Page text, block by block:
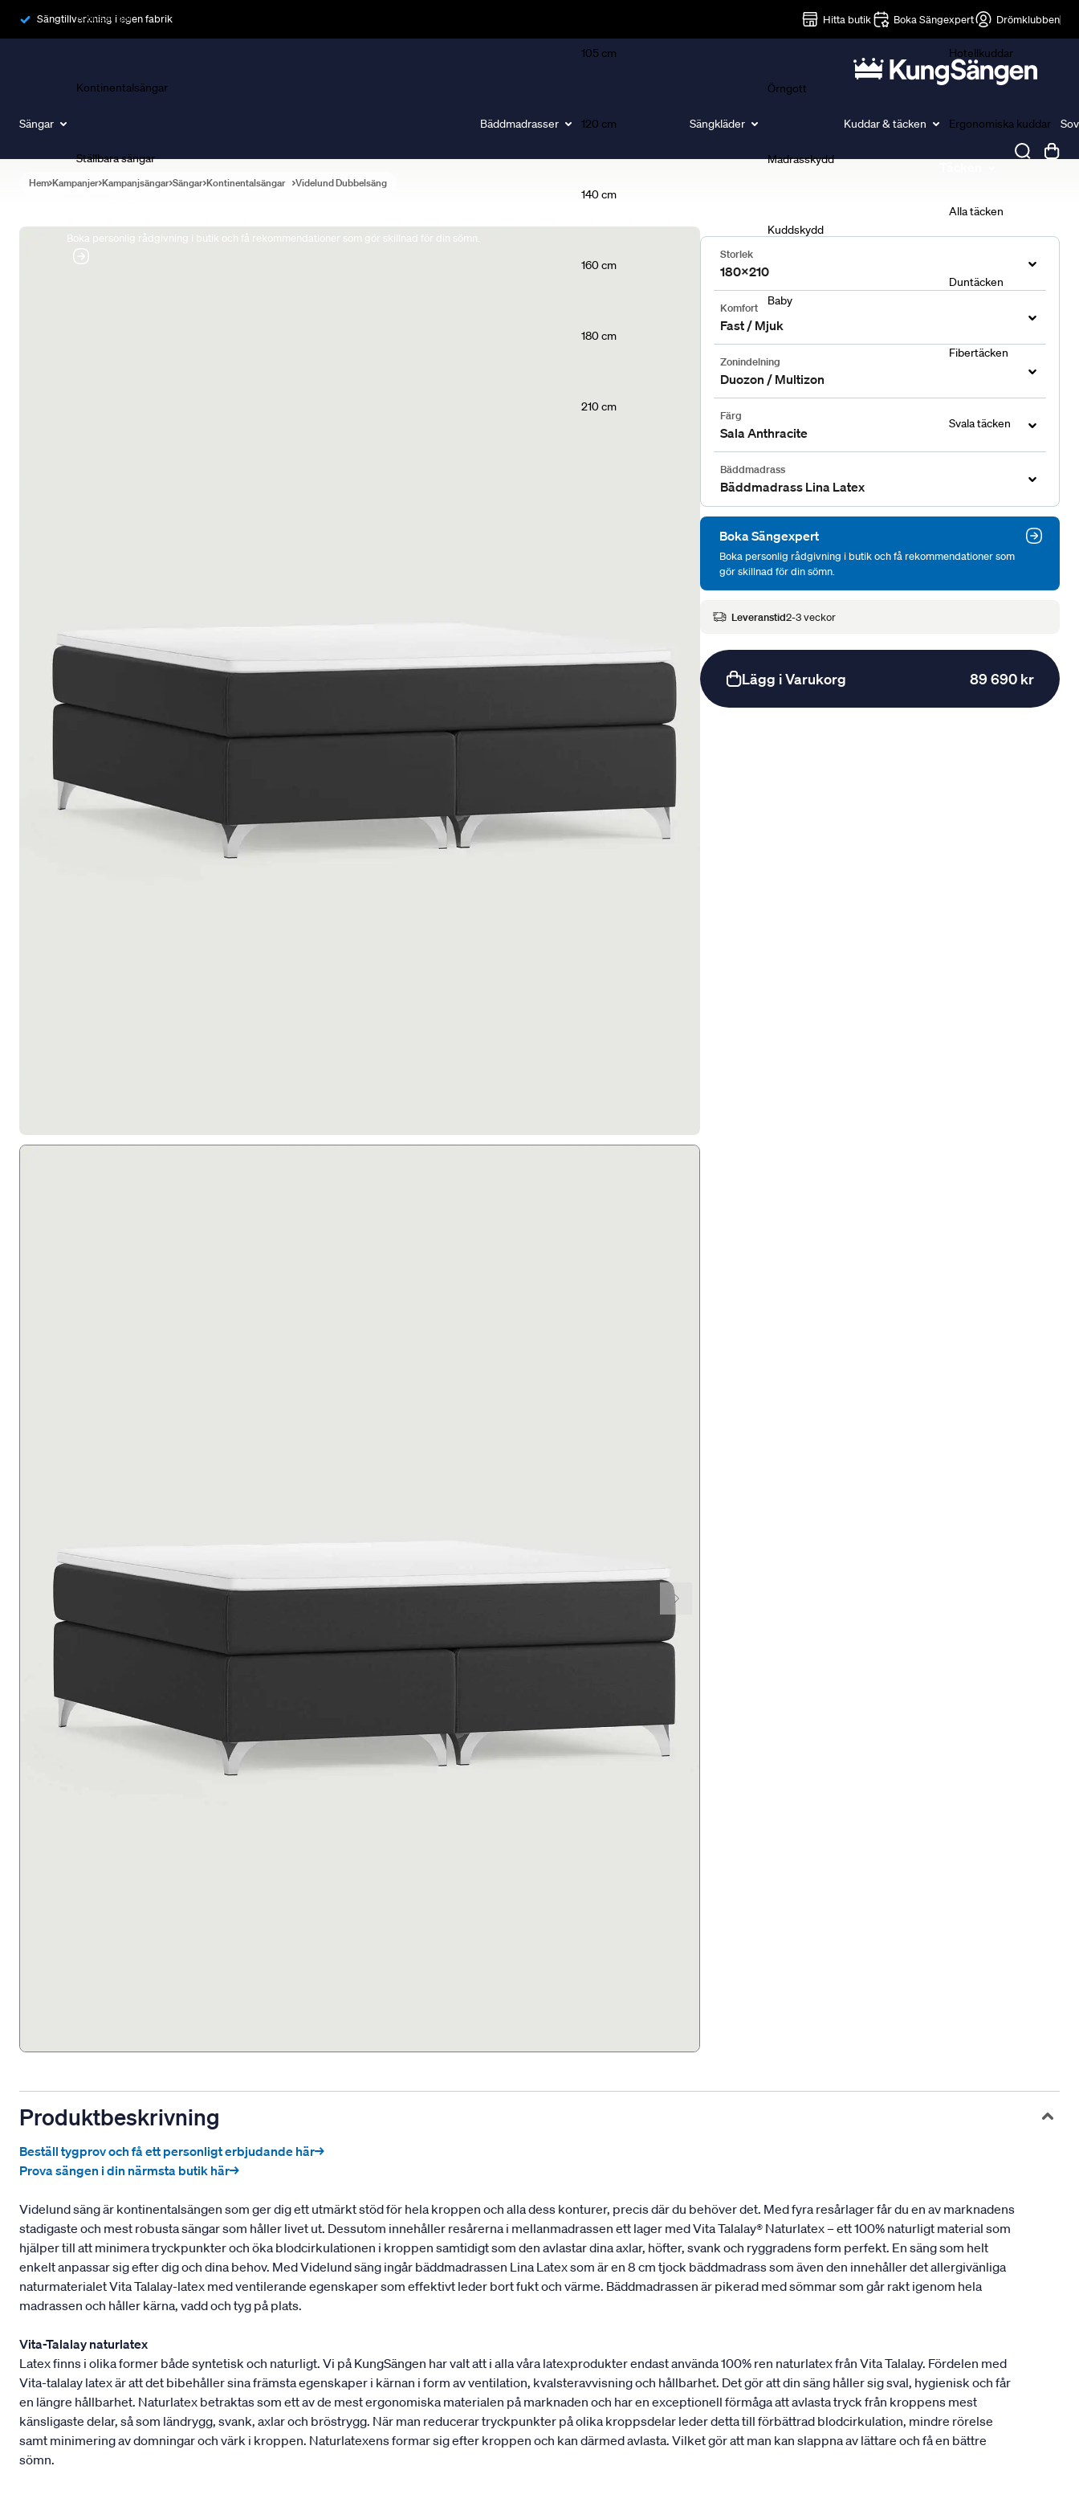
Sängtillverkning i egen fabrik Hitta butik Boka Sängexpert Drömklubben
Sängar
Ramsängar
Kontinentalsängar
Ställbara sängar
Boka personlig rådgivning i butik och få rekommendationer som gör skillnad för din sömn.
Bäddmadrasser
105 cm
120 cm
140 cm
160 cm
180 cm
210 cm
Sängkläder
Örngott
Madrasskydd
Kuddskydd
Baby
Kuddar & täcken
Hotellkuddar
Ergonomiska kuddar
Alla täcken
Duntäcken
Fibertäcken
Svala täcken
Hem Kampanjer Kampanjsängar Sängar Kontinentalsängar Videlund Dubbelsäng
Storlek
180x210
Komfort
Fast / Mjuk
Zonindelning
Duozon / Multizon
Färg
Sala Anthracite
Bäddmadrass
Bäddmadrass Lina Latex
Boka Sängexpert
Boka personlig rådgivning i butik och få rekommendationer som
gör skillnad för din sömn.
Leveranstid2-3 veckor
Lägg i Varukorg 89 690 kr
Produktbeskrivning
Beställ tygprov och få ett personligt erbjudande här→
Prova sängen i din närmsta butik här→
Videlund säng är kontinentalsängen som ger dig ett utmärkt stöd för hela kroppen och alla dess konturer, precis där du behöver det. Med fyra resårlager får du en av marknadens
stadigaste och mest robusta sängar som håller livet ut. Dessutom innehåller resårerna i mellanmadrassen ett lager med Vita Talalay® Naturlatex – ett 100% naturligt material som
hjälper till att minimera tryckpunkter och öka blodcirkulationen i kroppen samtidigt som den avlastar dina axlar, höfter, svank och ryggradens form perfekt. En säng som helt
enkelt anpassar sig efter dig och dina behov. Med Videlund säng ingår bäddmadrassen Lina Latex som är en 8 cm tjock bäddmadrass som även den innehåller det allergivänliga
naturmaterialet Vita Talalay-latex med ventilerande egenskaper som effektivt leder bort fukt och värme. Bäddmadrassen är pikerad med sömmar som går rakt igenom hela
madrassen och håller kärna, vadd och tyg på plats.
Vita-Talalay naturlatex
Latex finns i olika former både syntetisk och naturligt. Vi på KungSängen har valt att i alla våra latexprodukter endast använda 100% ren naturlatex från Vita Talalay. Fördelen med
Vita-talalay latex är att det bibehåller sina främsta egenskaper i kärnan i form av ventilation, kvalsteravvisning och hållbarhet. Det gör att din säng håller sig sval, hygienisk och får
en längre hållbarhet. Naturlatex betraktas som ett av de mest ergonomiska materialen på marknaden och har en exceptionell förmåga att avlasta tryck från kroppens mest
känsligaste delar, så som ländrygg, svank, axlar och bröstrygg. När man reducerar tryckpunkter på olika kroppsdelar leder detta till förbättrad blodcirkulation, mindre rörelse
samt minimering av domningar och värk i kroppen. Naturlatexens formar sig efter kroppen och kan därmed avlasta. Vilket gör att man kan slappna av lättare och få en bättre
sömn.